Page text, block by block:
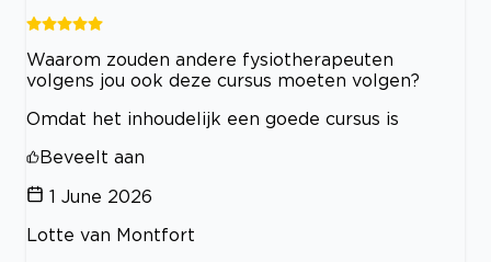
Waarom zouden andere fysiotherapeuten
volgens jou ook deze cursus moeten volgen?
Omdat het inhoudelijk een goede cursus is
Beveelt aan
1 June 2026
Lotte van Montfort